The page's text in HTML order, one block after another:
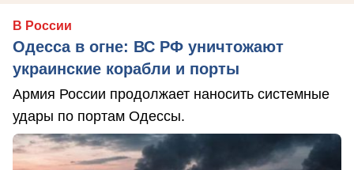
В России
Одесса в огне: ВС РФ уничтожают
украинские корабли и порты
Армия России продолжает наносить системные
удары по портам Одессы.